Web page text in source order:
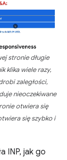
stronie długie
klika wiele razy,
zaległości,
nieoczekiwane
otwiera się
się szybko i
INP, jak go